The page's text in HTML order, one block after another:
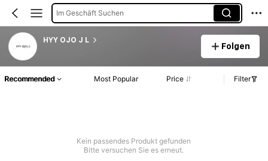
Im Geschäft Suchen
HYY OJO J L
Folgen
Recommended Most Popular Price Filter
Kein passendes Produkt gefunden
Bitte versuchen Sie es erneut.